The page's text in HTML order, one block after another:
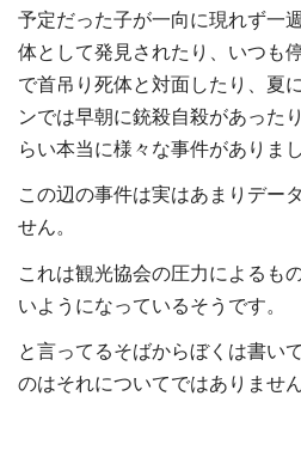
予定だった子が一向に現れず一
体として発見されたり、いつも
で首吊り死体と対面したり、夏
ンでは早朝に銃殺自殺があった
らい本当に様々な事件がありまし
この辺の事件は実はあまりデー
せん。
これは観光協会の圧力によるも
いようになっているそうです。
と言ってるそばからぼくは書い
のはそれについてではありません